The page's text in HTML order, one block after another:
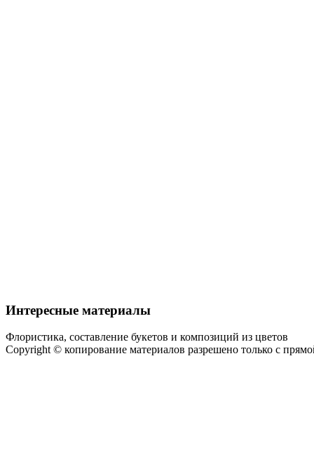
Интересные материалы
Флористика, составление букетов и композиций из цветов
Copyright © копирование материалов разрешено только с